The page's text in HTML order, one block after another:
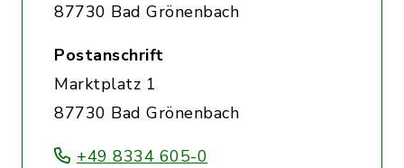
87730 Bad Grönenbach
Postanschrift
Marktplatz 1
87730 Bad Grönenbach
+49 8334 605-0